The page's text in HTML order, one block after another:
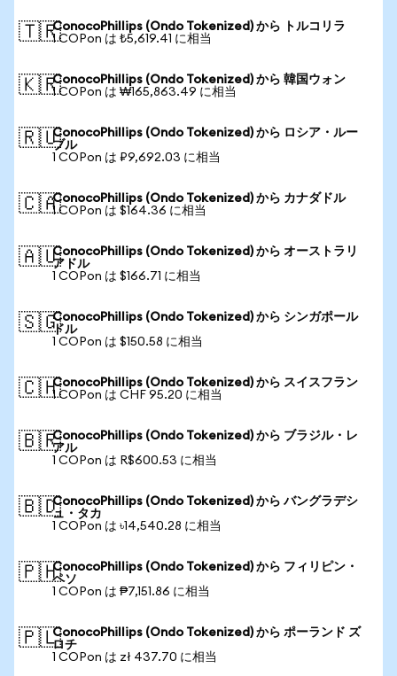
🇹🇷ConocoPhillips (Ondo Tokenized) から トルコリラ
1 COPon は ₺5,619.41 に相当
🇰🇷ConocoPhillips (Ondo Tokenized) から 韓国ウォン
1 COPon は ₩165,863.49 に相当
🇷🇺ConocoPhillips (Ondo Tokenized) から ロシア・ルー
ブル
1 COPon は ₽9,692.03 に相当
🇨🇦ConocoPhillips (Ondo Tokenized) から カナダドル
1 COPon は $164.36 に相当
🇦🇺ConocoPhillips (Ondo Tokenized) から オーストラリ
アドル
1 COPon は $166.71 に相当
🇸🇬ConocoPhillips (Ondo Tokenized) から シンガポール
ドル
1 COPon は $150.58 に相当
🇨🇭ConocoPhillips (Ondo Tokenized) から スイスフラン
1 COPon は CHF 95.20 に相当
🇧🇷ConocoPhillips (Ondo Tokenized) から ブラジル・レ
アル
1 COPon は R$600.53 に相当
🇧🇩ConocoPhillips (Ondo Tokenized) から バングラデシ
ュ・タカ
1 COPon は ৳14,540.28 に相当
🇵🇭ConocoPhillips (Ondo Tokenized) から フィリピン・
ペソ
1 COPon は ₱7,151.86 に相当
🇵🇱ConocoPhillips (Ondo Tokenized) から ポーランド ズ
ロチ
1 COPon は zł 437.70 に相当